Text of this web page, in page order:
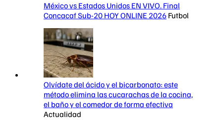
México vs Estados Unidos EN VIVO. Final
Concacaf Sub-20 HOY ONLINE 2026 Futbol
Olvídate del ácido y el bicarbonato: este
método elimina las cucarachas de la cocina,
el baño y el comedor de forma efectiva
Actualidad